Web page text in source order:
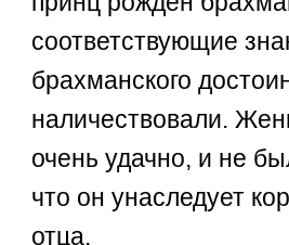
соответствующие
брахманского
наличествовали.
очень удачно, и не
что он унаследует
отца.